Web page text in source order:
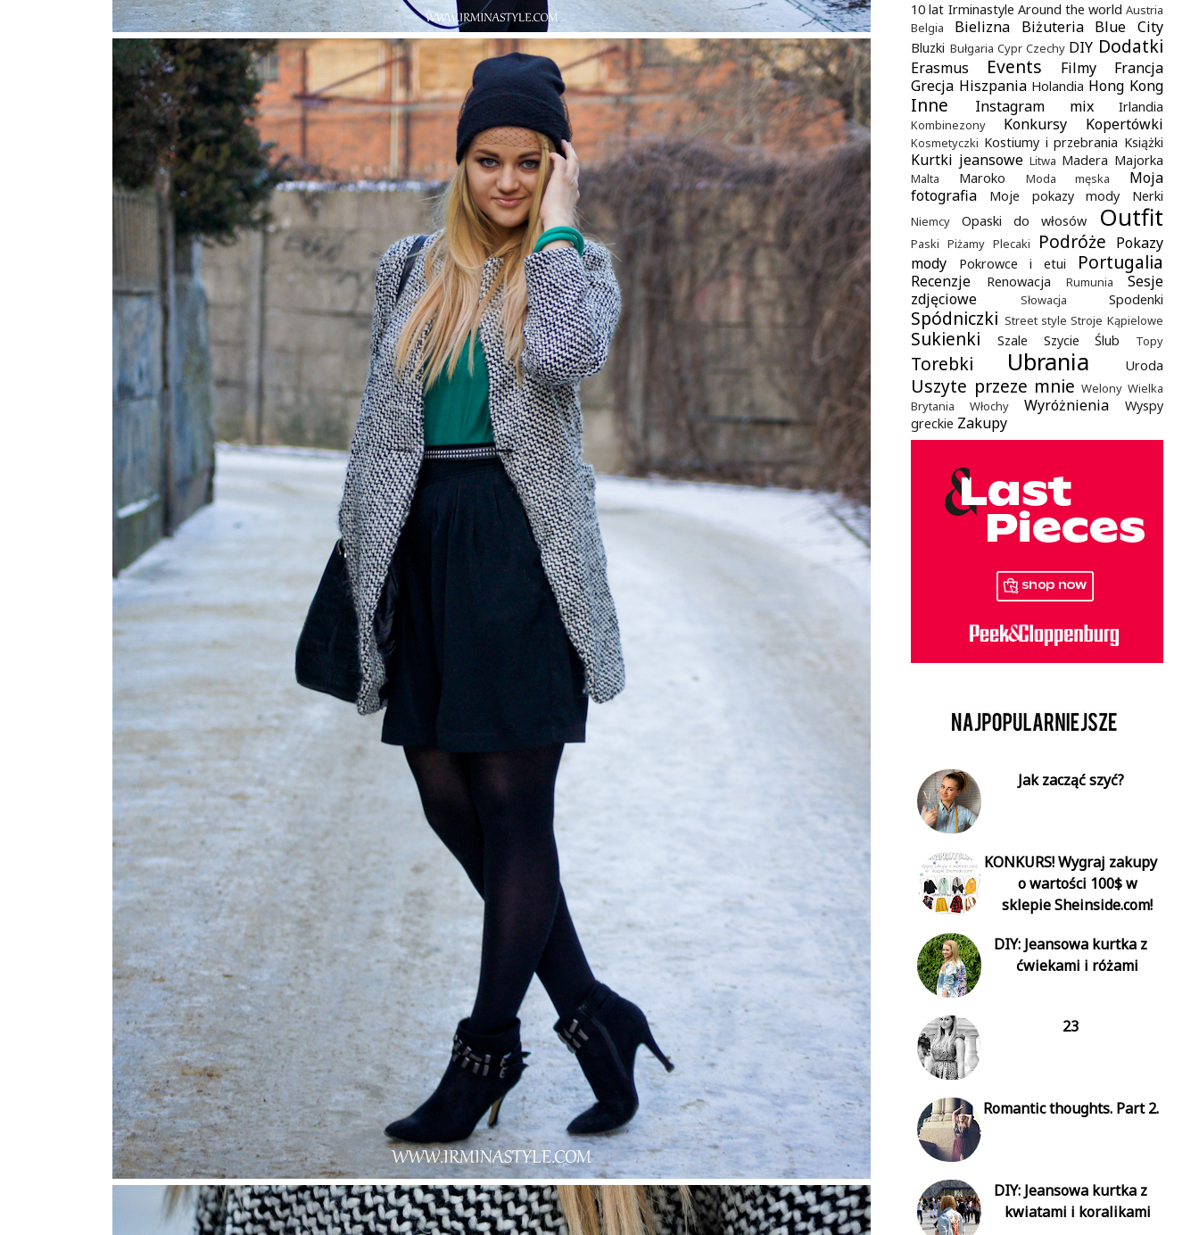
10 lat Irminastyle Around the world Austria
Belgia
Bielizna Biżuteria Blue City
Bluzki Bułgaria Cypr Czechy DIY Dodatki
Erasmus Events Filmy
Francja
Grecja Hiszpania Holandia Hong Kong
Inne Instagram mix Irlandia
Kombinezony Konkursy Kopertówki
Kosmetyczki Kostiumy i przebrania Książki
Kurtki jeansowe Litwa Madera Majorka
Malta Maroko Moda męska
Moja
fotografia
Moje pokazy mody Nerki
Niemcy Opaski do włosów Outfit
Paski Piżamy Plecaki Podróże Pokazy
mody
Pokrowce i etui Portugalia
Recenzje Renowacja Rumunia
Sesje
zdjęciowe
Słowacja Spodenki
Spódniczki Street style Stroje Kąpielowe
Sukienki Szale Szycie Ślub Topy
Torebki Ubrania Uroda
Uszyte przeze mnie Welony Wielka
Brytania
Włochy Wyróżnienia
Wyspy
greckie Zakupy
Jak zacząć szyć?
KONKURS! Wygraj zakupy
o wartości 100$ w
sklepie Sheinside.com!
DIY: Jeansowa kurtka z
ćwiekami i różami
23
Romantic thoughts. Part 2.
DIY: Jeansowa kurtka z
kwiatami i koralikami